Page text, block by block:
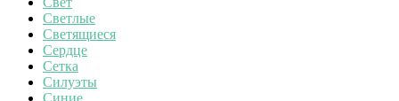
Светлые
Светящиеся
Сердце
Сетка
Силуэты
Синие